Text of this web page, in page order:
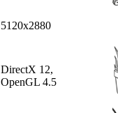
5120x2880
DirectX 12,
OpenGL 4.5